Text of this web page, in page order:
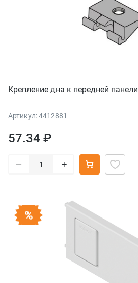
Крепление дна к передней панели
Артикул: 4412881
57.34 ₽
– +